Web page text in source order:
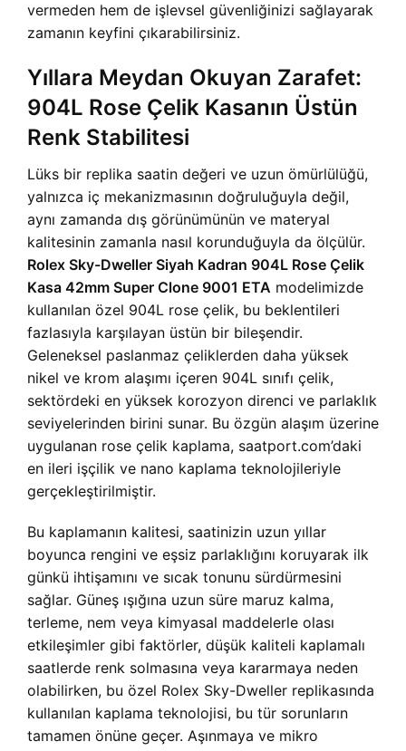
vermeden hem de işlevsel güvenliğinizi sağlayarak
zamanın keyfini çıkarabilirsiniz.
Yıllara Meydan Okuyan Zarafet:
904L Rose Çelik Kasanın Üstün
Renk Stabilitesi
Lüks bir replika saatin değeri ve uzun ömürlülüğü,
yalnızca iç mekanizmasının doğruluğuyla değil,
aynı zamanda dış görünümünün ve materyal
kalitesinin zamanla nasıl korunduğuyla da ölçülür.
Rolex Sky-Dweller Siyah Kadran 904L Rose Çelik
Kasa 42mm Super Clone 9001 ETA modelimizde
kullanılan özel 904L rose çelik, bu beklentileri
fazlasıyla karşılayan üstün bir bileşendir.
Geleneksel paslanmaz çeliklerden daha yüksek
nikel ve krom alaşımı içeren 904L sınıfı çelik,
sektördeki en yüksek korozyon direnci ve parlaklık
seviyelerinden birini sunar. Bu özgün alaşım üzerine
uygulanan rose çelik kaplama, saatport.com’daki
en ileri işçilik ve nano kaplama teknolojileriyle
gerçekleştirilmiştir.
Bu kaplamanın kalitesi, saatinizin uzun yıllar
boyunca rengini ve eşsiz parlaklığını koruyarak ilk
günkü ihtişamını ve sıcak tonunu sürdürmesini
sağlar. Güneş ışığına uzun süre maruz kalma,
terleme, nem veya kimyasal maddelerle olası
etkileşimler gibi faktörler, düşük kaliteli kaplamalı
saatlerde renk solmasına veya kararmaya neden
olabilirken, bu özel Rolex Sky-Dweller replikasında
kullanılan kaplama teknolojisi, bu tür sorunların
tamamen önüne geçer. Aşınmaya ve mikro